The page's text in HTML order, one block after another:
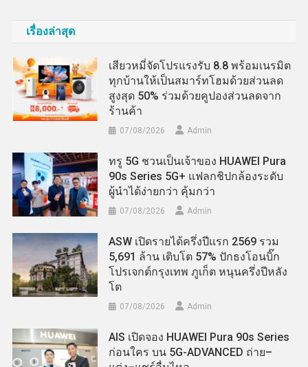
เรื่องล่าสุด
เสียวหมี่จัดโปรแรงรับ 8.8 พร้อมเนรมิต
ทุกบ้านให้เป็นสมาร์ทโฮมด้วยส่วนลด
สูงสุด 50% ร่วมด้วยคูปองส่วนลดจาก
ร้านค้า
07/08/2026 Admin
ทรู 5G ชวนเป็นเจ้าของ HUAWEI Pura
90s Series 5G+ แฟลกชิปกล้องระดับ
ผู้นำได้ง่ายกว่า คุ้มกว่า
07/08/2026 Admin
ASW เปิดรายได้ครึ่งปีแรก 2569 รวม
5,691 ล้าน เติบโต 57% ปักธงโอนบิ๊ก
โปรเจกต์กรุงเทพ ภูเก็ต หนุนครึ่งปีหลัง
โต
07/08/2026 Admin
AIS เปิดจอง HUAWEI Pura 90s Series
ก่อนใคร บน 5G-ADVANCED ถ่าย–